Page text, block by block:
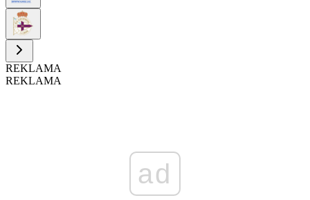
REKLAMA
REKLAMA
ad